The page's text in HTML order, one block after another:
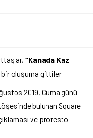
“Kanada Kaz
bir oluşuma gittiler.
2019, Cuma günü
bulunan Square
ve protesto